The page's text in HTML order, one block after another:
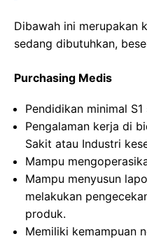
Dibawah ini merupakan
sedang dibutuhkan,
Purchasing Medis
Pendidikan minimal S1
Pengalaman kerja di
Sakit atau Industri
Mampu
Mampu menyusun
melakukan
produk.
Memiliki kemampuan